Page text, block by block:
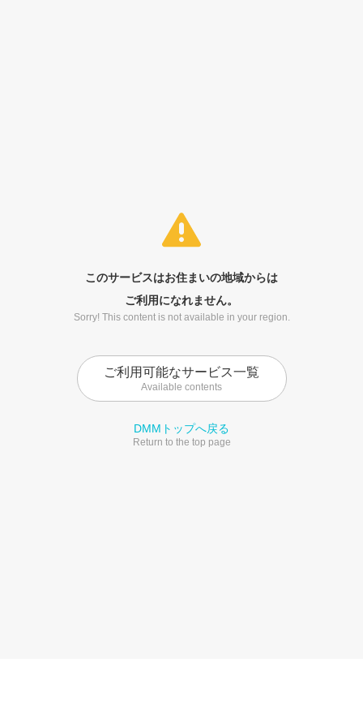
このサービスはお住まいの地域からは
ご利用になれません。
Sorry! This content is not available in your region.
ご利用可能なサービス一覧
Available contents
DMMトップへ戻る
Return to the top page